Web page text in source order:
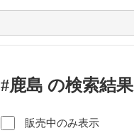
#鹿島 の検索結果
販売中のみ表示